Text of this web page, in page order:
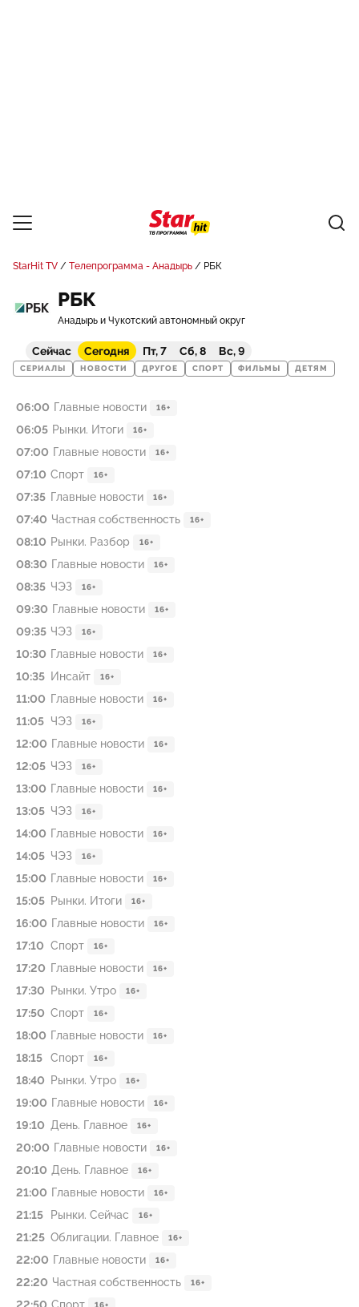
StarHit TV Телепрограмма - Анадырь РБК
РБК
Анадырь и Чукотский автономный округ
Сейчас Сегодня Пт, 7 Сб, 8 Вс, 9
СЕРИАЛЫ НОВОСТИ ДРУГОЕ СПОРТ ФИЛЬМЫ ДЕТЯМ
06:00 Главные новости 16+
06:05 Рынки. Итоги 16+
07:00 Главные новости 16+
07:10 Спорт 16+
07:35 Главные новости 16+
07:40 Частная собственность 16+
08:10 Рынки. Разбор 16+
08:30 Главные новости 16+
08:35 ЧЭЗ 16+
09:30 Главные новости 16+
09:35 ЧЭЗ 16+
10:30 Главные новости 16+
10:35 Инсайт 16+
11:00 Главные новости 16+
11:05 ЧЭЗ 16+
12:00 Главные новости 16+
12:05 ЧЭЗ 16+
13:00 Главные новости 16+
13:05 ЧЭЗ 16+
14:00 Главные новости 16+
14:05 ЧЭЗ 16+
15:00 Главные новости 16+
15:05 Рынки. Итоги 16+
16:00 Главные новости 16+
17:10 Спорт 16+
17:20 Главные новости 16+
17:30 Рынки. Утро 16+
17:50 Спорт 16+
18:00 Главные новости 16+
18:15 Спорт 16+
18:40 Рынки. Утро 16+
19:00 Главные новости 16+
19:10 День. Главное 16+
20:00 Главные новости 16+
20:10 День. Главное 16+
21:00 Главные новости 16+
21:15 Рынки. Сейчас 16+
21:25 Облигации. Главное 16+
22:00 Главные новости 16+
22:20 Частная собственность 16+
16+